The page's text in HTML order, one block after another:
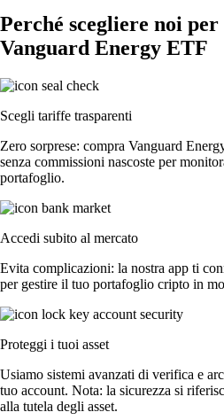
Perché scegliere noi
Vanguard Energy ETF
Scegli tariffe trasparenti
Zero sorprese: compra Vanguard
senza commissioni nascoste per
portafoglio.
Accedi subito al mercato
Evita complicazioni: la nostra app ti
per gestire il tuo portafoglio cripto in
Proteggi i tuoi asset
Usiamo sistemi avanzati di verifica e
tuo account. Nota: la sicurezza si
alla tutela degli asset.